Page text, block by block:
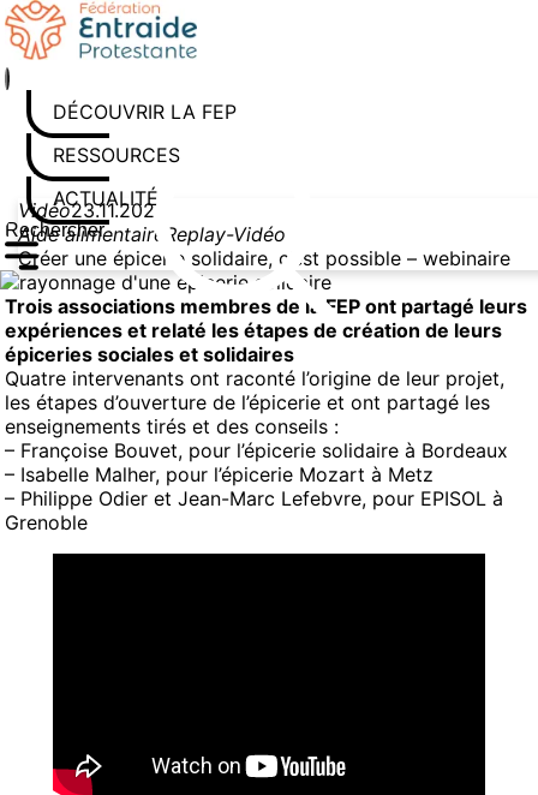
Aller
au
contenu
DÉCOUVRIR LA FEP
RESSOURCES
ACTUALITÉS
Rechercher sur le site
Saisissez au moins 3 caractères pour lancer la recherche
Vidéo23.11.2022
Aide alimentaire Replay-Vidéo
Créer une épicerie solidaire, c’est possible – webinaire
Trois associations membres de la FEP ont partagé leurs
expériences et relaté les étapes de création de leurs
épiceries sociales et solidaires
Quatre intervenants ont raconté l’origine de leur projet,
les étapes d’ouverture de l’épicerie et ont partagé les
enseignements tirés et des conseils :
– Françoise Bouvet, pour l’épicerie solidaire à Bordeaux
– Isabelle Malher, pour l’épicerie Mozart à Metz
– Philippe Odier et Jean-Marc Lefebvre, pour EPISOL à
Grenoble